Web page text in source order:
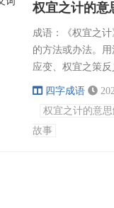
权宜之计的意
成语：《权宜之
的方法或办法。
应变、权宜之策
日程宴、计无所
退之书》：“非
权...
四字成语
权宜之计的意思
故事